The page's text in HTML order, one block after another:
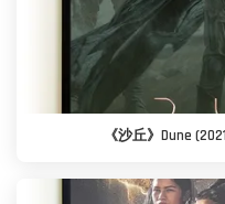
《沙丘》Dune